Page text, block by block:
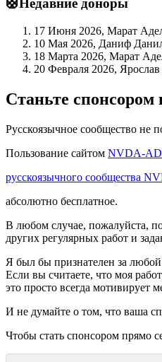
🛟Недавние доноры
17 Июня 2026, Марат
10 Мая 2026, Даниф
18 Марта 2026, Марат
20 Февраля 2026,
Станьте спонсором
Русскоязычное сообщество не
Пользование сайтом NVDA-
русскоязычного сообщества
абсолютно бесплатное.
В любом случае, пожалуйста,
других регулярных работ и
Я был бы признателен за
Если вы считаете, что моя
это просто всегда мотивирует
И не думайте о том, что ваша
Чтобы стать спонсором прямо